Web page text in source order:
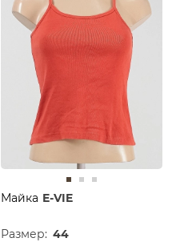
Майка E-VIE
Размер: 44